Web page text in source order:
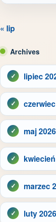
« lip
Archives
lipiec
maj 2026
marzec
luty 2026